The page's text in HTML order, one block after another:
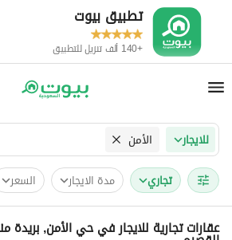
تطبيق بيوت
+140 ألف تنزيل للتطبيق
للايجار الأمن
تجاري مدة الايجار السعر
عقارات تجارية للايجار في حي الأمن, بريدة